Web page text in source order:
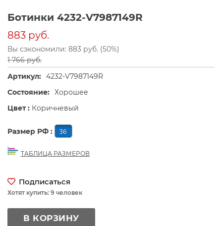
Ботинки 4232-V7987149R
883 руб.
Вы сэкономили: 883 руб. (50%)
1 766 руб.
Артикул: 4232-V7987149R
Состояние: Хорошее
Цвет : Коричневый
Размер РФ : 36
ТАБЛИЦА РАЗМЕРОВ
Подписаться
Хотят купить: 9 человек
В КОРЗИНУ